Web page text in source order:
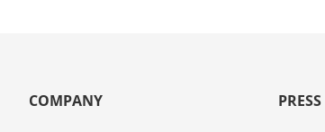
COMPANY